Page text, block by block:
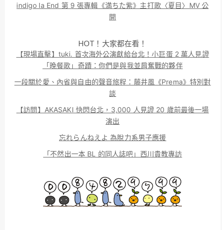
indigo la End 第 9 張專輯《満ちた紫》主打歌〈夏目〉MV 公
開
HOT！大家都在看！
【現場直擊】tuki. 首次海外公演獻給台北！小巨蛋 2 萬人見證
「晚餐歌」奇蹟：你們是與我並肩奮戰的夥伴
一段關於愛、內省與自由的聲音旅程：藤井風《Prema》特別對
談
【訪問】AKASAKI 快閃台北，3,000 人見證 20 歲前最後一場
演出
忘れらんねえよ 為脫力系男子應援
「不然出一本 BL 的同人誌吧」西川貴教專訪